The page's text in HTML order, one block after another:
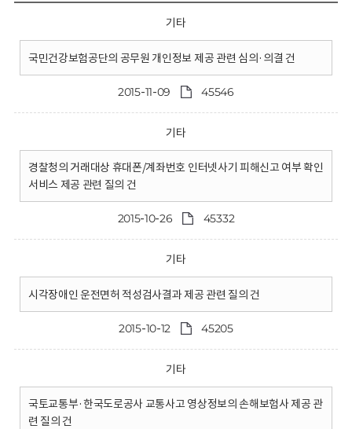
기타
국민건강보험공단의 공무원 개인정보 제공 관련 심의·의결 건
2015-11-09 45546
기타
경찰청의 거래대상 휴대폰/계좌번호 인터넷사기 피해신고 여부 확인
서비스 제공 관련 질의 건
2015-10-26 45332
기타
시각장애인 운전면허 적성검사결과 제공 관련 질의 건
2015-10-12 45205
기타
국토교통부·한국도로공사 교통사고 영상정보의 손해보험사 제공 관
련 질의 건